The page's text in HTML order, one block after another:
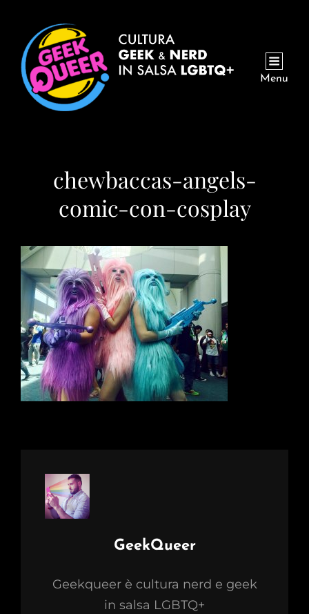
Menu
chewbaccas-angels-
comic-con-cosplay
Author:
GeekQueer
Geekqueer è cultura nerd e geek
in salsa LGBTQ+